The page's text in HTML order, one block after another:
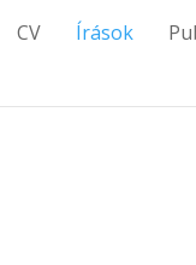
CV Írások